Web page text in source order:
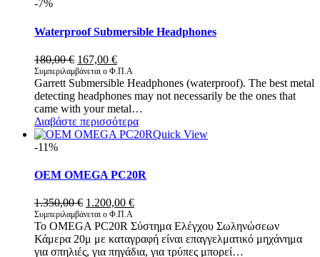
-7%
Waterproof Submersible Headphones
180,00€ Original
price
was:
180,00 €.
167,00 €Η
τρέχουσα
τιμή
είναι:
167,00 €.
Συμπεριλαμβάνεται ο Φ.Π.Α
Garrett Submersible Headphones (waterproof). The best metal
detecting headphones may not necessarily be the ones that
came with your metal…
Διαβάστε περισσότερα
Quick View
-11%
OEM OMEGA PC20R
1.350,00€ Original
price
was:
1.350,00 €.
1.200,00 €Η
τιμή
είναι:
1.200,00 €.
Συμπεριλαμβάνεται ο Φ.Π.Α
Το OMEGA PC20R Σύστημα Ελέγχου Σωληνώσεων
Κάμερα 20μ με καταγραφή είναι επαγγελματικό μηχάνημα
για σπηλιές, για πηγάδια, για τρύπες μπορεί…